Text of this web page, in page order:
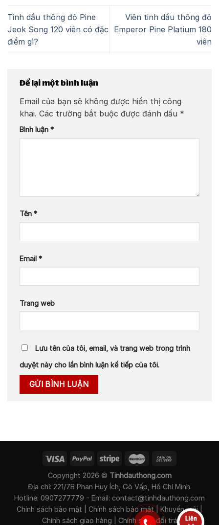
Tinh dầu thông đỏ Pine
Jeok Song 120 viên có đặc
điểm gì?
Viên tinh dầu thông đỏ
Emperor Pine Platium 180
viên
Để lại một bình luận
Email của bạn sẽ không được hiển thị công
khai. Các trường bắt buộc được đánh dấu *
Bình luận *
Tên *
Email *
Trang web
Lưu tên của tôi, email, và trang web trong trình
duyệt này cho lần bình luận kế tiếp của tôi.
Copyright 2026 © Tinhdauthong.com
Địa chỉ: 221/7B Phan Huy Ích, Gò Vấp, Hồ Chí Minh.
Hotline: 0907277779 - Email: contact@tinhdauthong.com
Chính sách bảo mật
Chính sách bảo mật|Khuyến mãi|
Chính sách giao hàng
Chính sách đổi trả